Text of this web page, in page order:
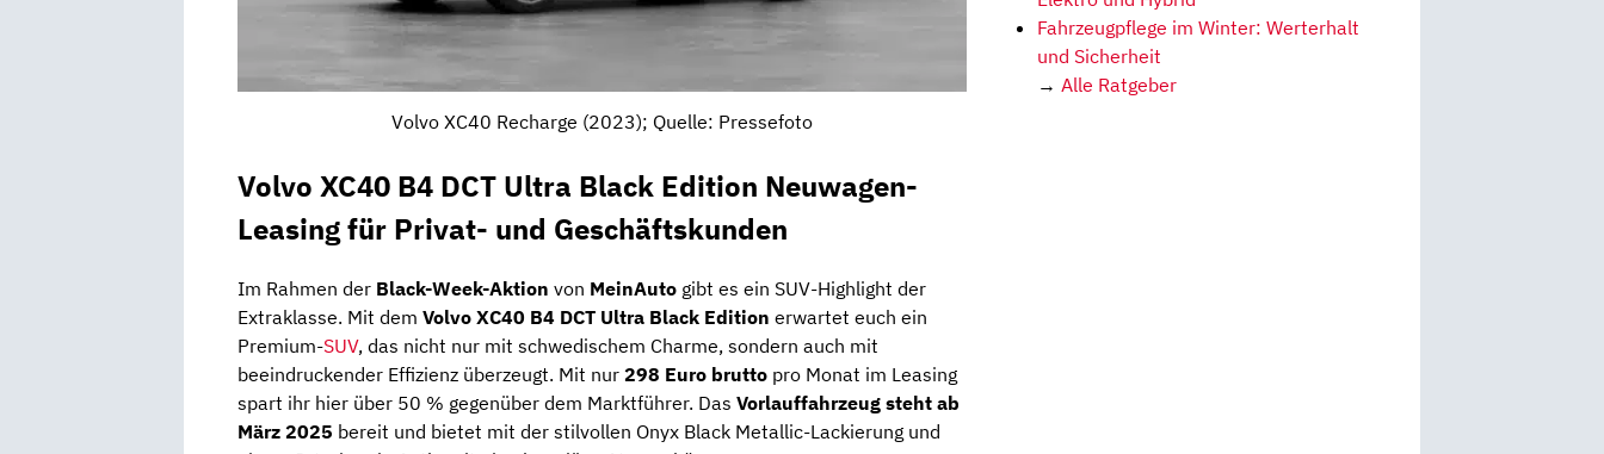
Volvo XC40 Recharge (2023); Quelle: Pressefoto
Volvo XC40 B4 DCT Ultra Black Edition Neuwagen-
Leasing für Privat- und Geschäftskunden
Im Rahmen der Black-Week-Aktion von MeinAuto gibt es ein SUV-Highlight der
Extraklasse. Mit dem Volvo XC40 B4 DCT Ultra Black Edition erwartet euch ein
Premium-SUV, das nicht nur mit schwedischem Charme, sondern auch mit
beeindruckender Effizienz überzeugt. Mit nur 298 Euro brutto pro Monat im Leasing
spart ihr hier über 50 % gegenüber dem Marktführer. Das Vorlauffahrzeug steht ab
März 2025 bereit und bietet mit der stilvollen Onyx Black Metallic-Lackierung und
Fahrzeugpflege im Winter: Werterhalt
und Sicherheit
→ Alle Ratgeber